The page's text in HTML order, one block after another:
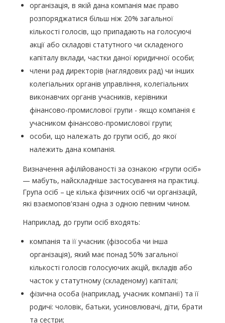
організація, в якій дана компанія має право
розпоряджатися більш ніж 20% загальної
кількості голосів, що припадають на голосуючі
акції або складові статутного чи складеного
капіталу вклади, частки даної юридичної особи;
члени рад директорів (наглядових рад) чи інших
колегіальних органів управління, колегіальних
виконавчих органів учасників, керівники
фінансово-промислової групи - якщо компанія є
учасником фінансово-промислової групи;
особи, що належать до групи осіб, до якої
належить дана компанія.
Визначення афілійованості за ознакою «групи осіб»
— мабуть, найскладніше застосування на практиці.
Група осіб – це кілька фізичних осіб чи організацій,
які взаємопов'язані одна з одною певним чином.
Наприклад, до групи осіб входять:
компанія та її учасник (фізособа чи інша
організація), який має понад 50% загальної
кількості голосів голосуючих акцій, вкладів або
часток у статутному (складеному) капіталі;
фізична особа (наприклад, учасник компанії) та її
родичі: чоловік, батьки, усиновлювачі, діти, брати
та сестри;